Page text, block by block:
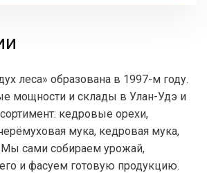
леса» образована в 1997-м году.
мощности и склады в Улан-Удэ и
кедровые орехи,
мука, кедровая мука,
сами собираем урожай,
и фасуем готовую продукцию.